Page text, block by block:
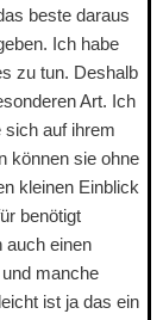
beste daraus
Ich habe
zu tun. Deshalb
Art. Ich
sich auf ihrem
können sie ohne
kleinen Einblick
benötigt
auch einen
manche
ist ja das ein